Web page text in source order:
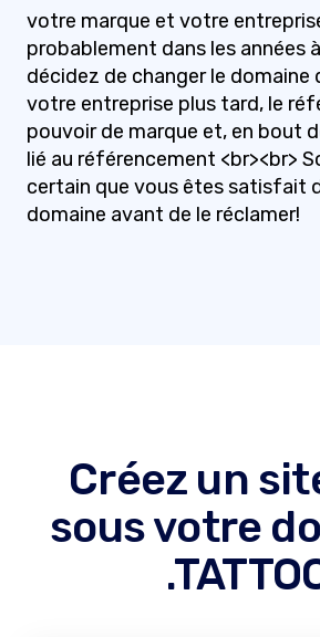
votre marque et votre
probablement dans les années
décidez de changer le domaine
votre entreprise plus tard, le
pouvoir de marque et, en bout
lié au référencement <br><br>
certain que vous êtes satisfait
domaine avant de le réclamer!
Créez un
sous votre